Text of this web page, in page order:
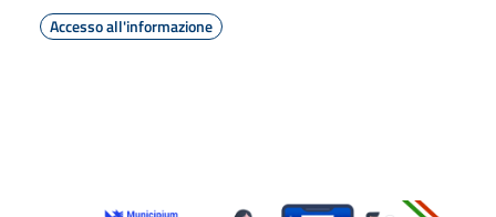
Accesso all'informazione